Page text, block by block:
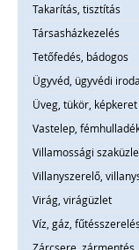
Takarítás, tisztítás
Társasházkezelés
Tetőfedés, bádogos
Ügyvéd, ügyvédi iroda
Üveg, tükör, képkeret
Vastelep,
Villamossági
Villanyszerelő,
Virág, virágüzlet
Víz, gáz, fűtésszerelés
Zárcsere, zármentés